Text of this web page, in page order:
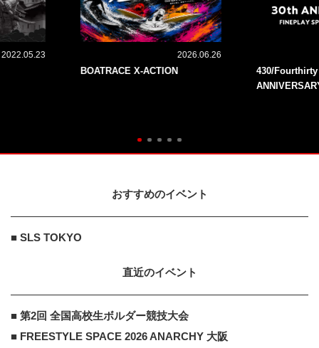
2022.05.23 2026.06.26
BOATRACE X-ACTION
430/
おすすめのイベント
■ SLS TOKYO
直近のイベント
■ 第2回 全国高校生ボルダー競技大会
■ FREESTYLE SPACE 2026 ANARCHY 大阪